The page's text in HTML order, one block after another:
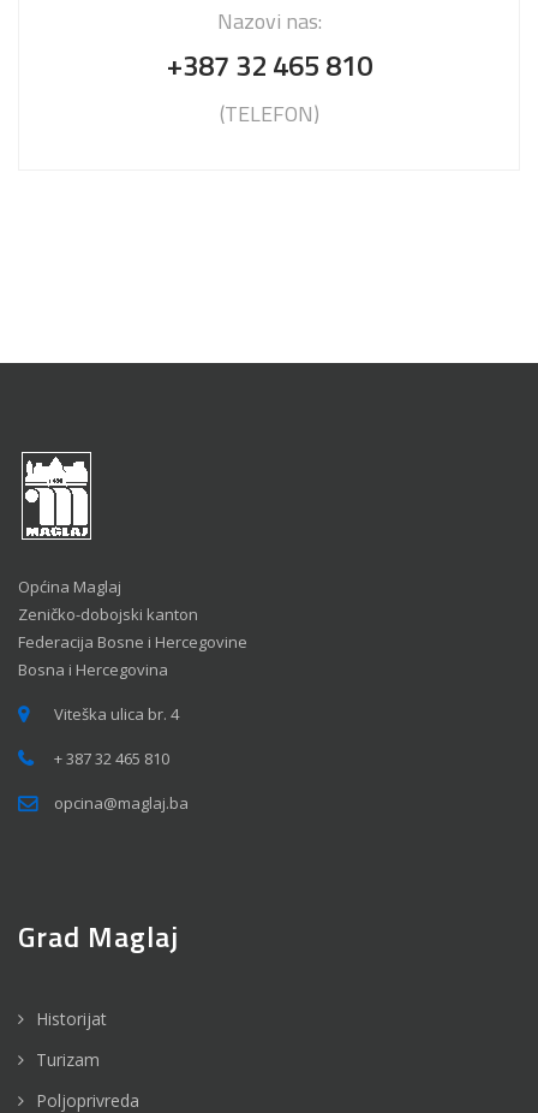
Nazovi nas:
+387 32 465 810
(TELEFON)
Općina Maglaj
Zeničko-dobojski kanton
Federacija Bosne i Hercegovine
Bosna i Hercegovina
Viteška ulica br. 4
+ 387 32 465 810
opcina@maglaj.ba
Grad Maglaj
Historijat
Turizam
Poljoprivreda